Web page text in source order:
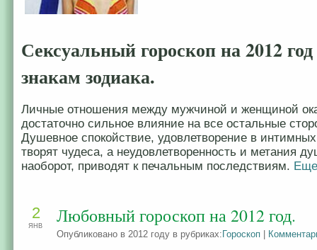
Сексуальный гороскоп на 2012
знакам зодиака.
Личные отношения между мужчиной и женщиной
достаточно сильное влияние на все остальные
Душевное спокойствие, удовлетворение в
творят чудеса, а неудовлетворенность и метания
наоборот, приводят к печальным последствиям.
Любовный гороскоп на 2012 год.
Опубликовано в 2012 году в рубриках: Гороскоп
2
ЯНВ